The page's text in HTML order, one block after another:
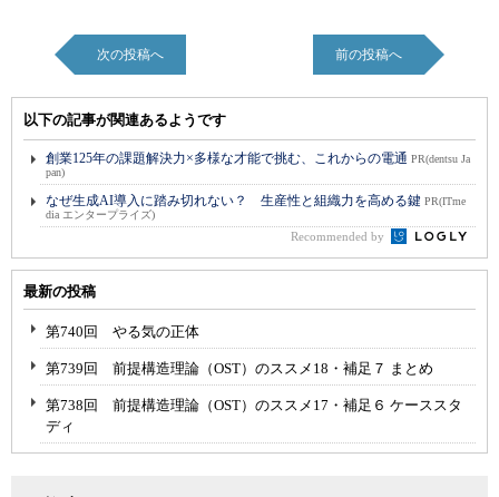
次の投稿へ 前の投稿へ
以下の記事が関連あるようです
創業125年の課題解決力×多様な才能で挑む、これからの電通 PR(dentsu Ja
pan)
なぜ生成AI導入に踏み切れない？ 生産性と組織力を高める鍵 PR(ITme
dia エンタープライズ)
Recommended by
最新の投稿
第740回 やる気の正体
第739回 前提構造理論（OST）のススメ18・補足７ まとめ
第738回 前提構造理論（OST）のススメ17・補足６ ケーススタ
ディ